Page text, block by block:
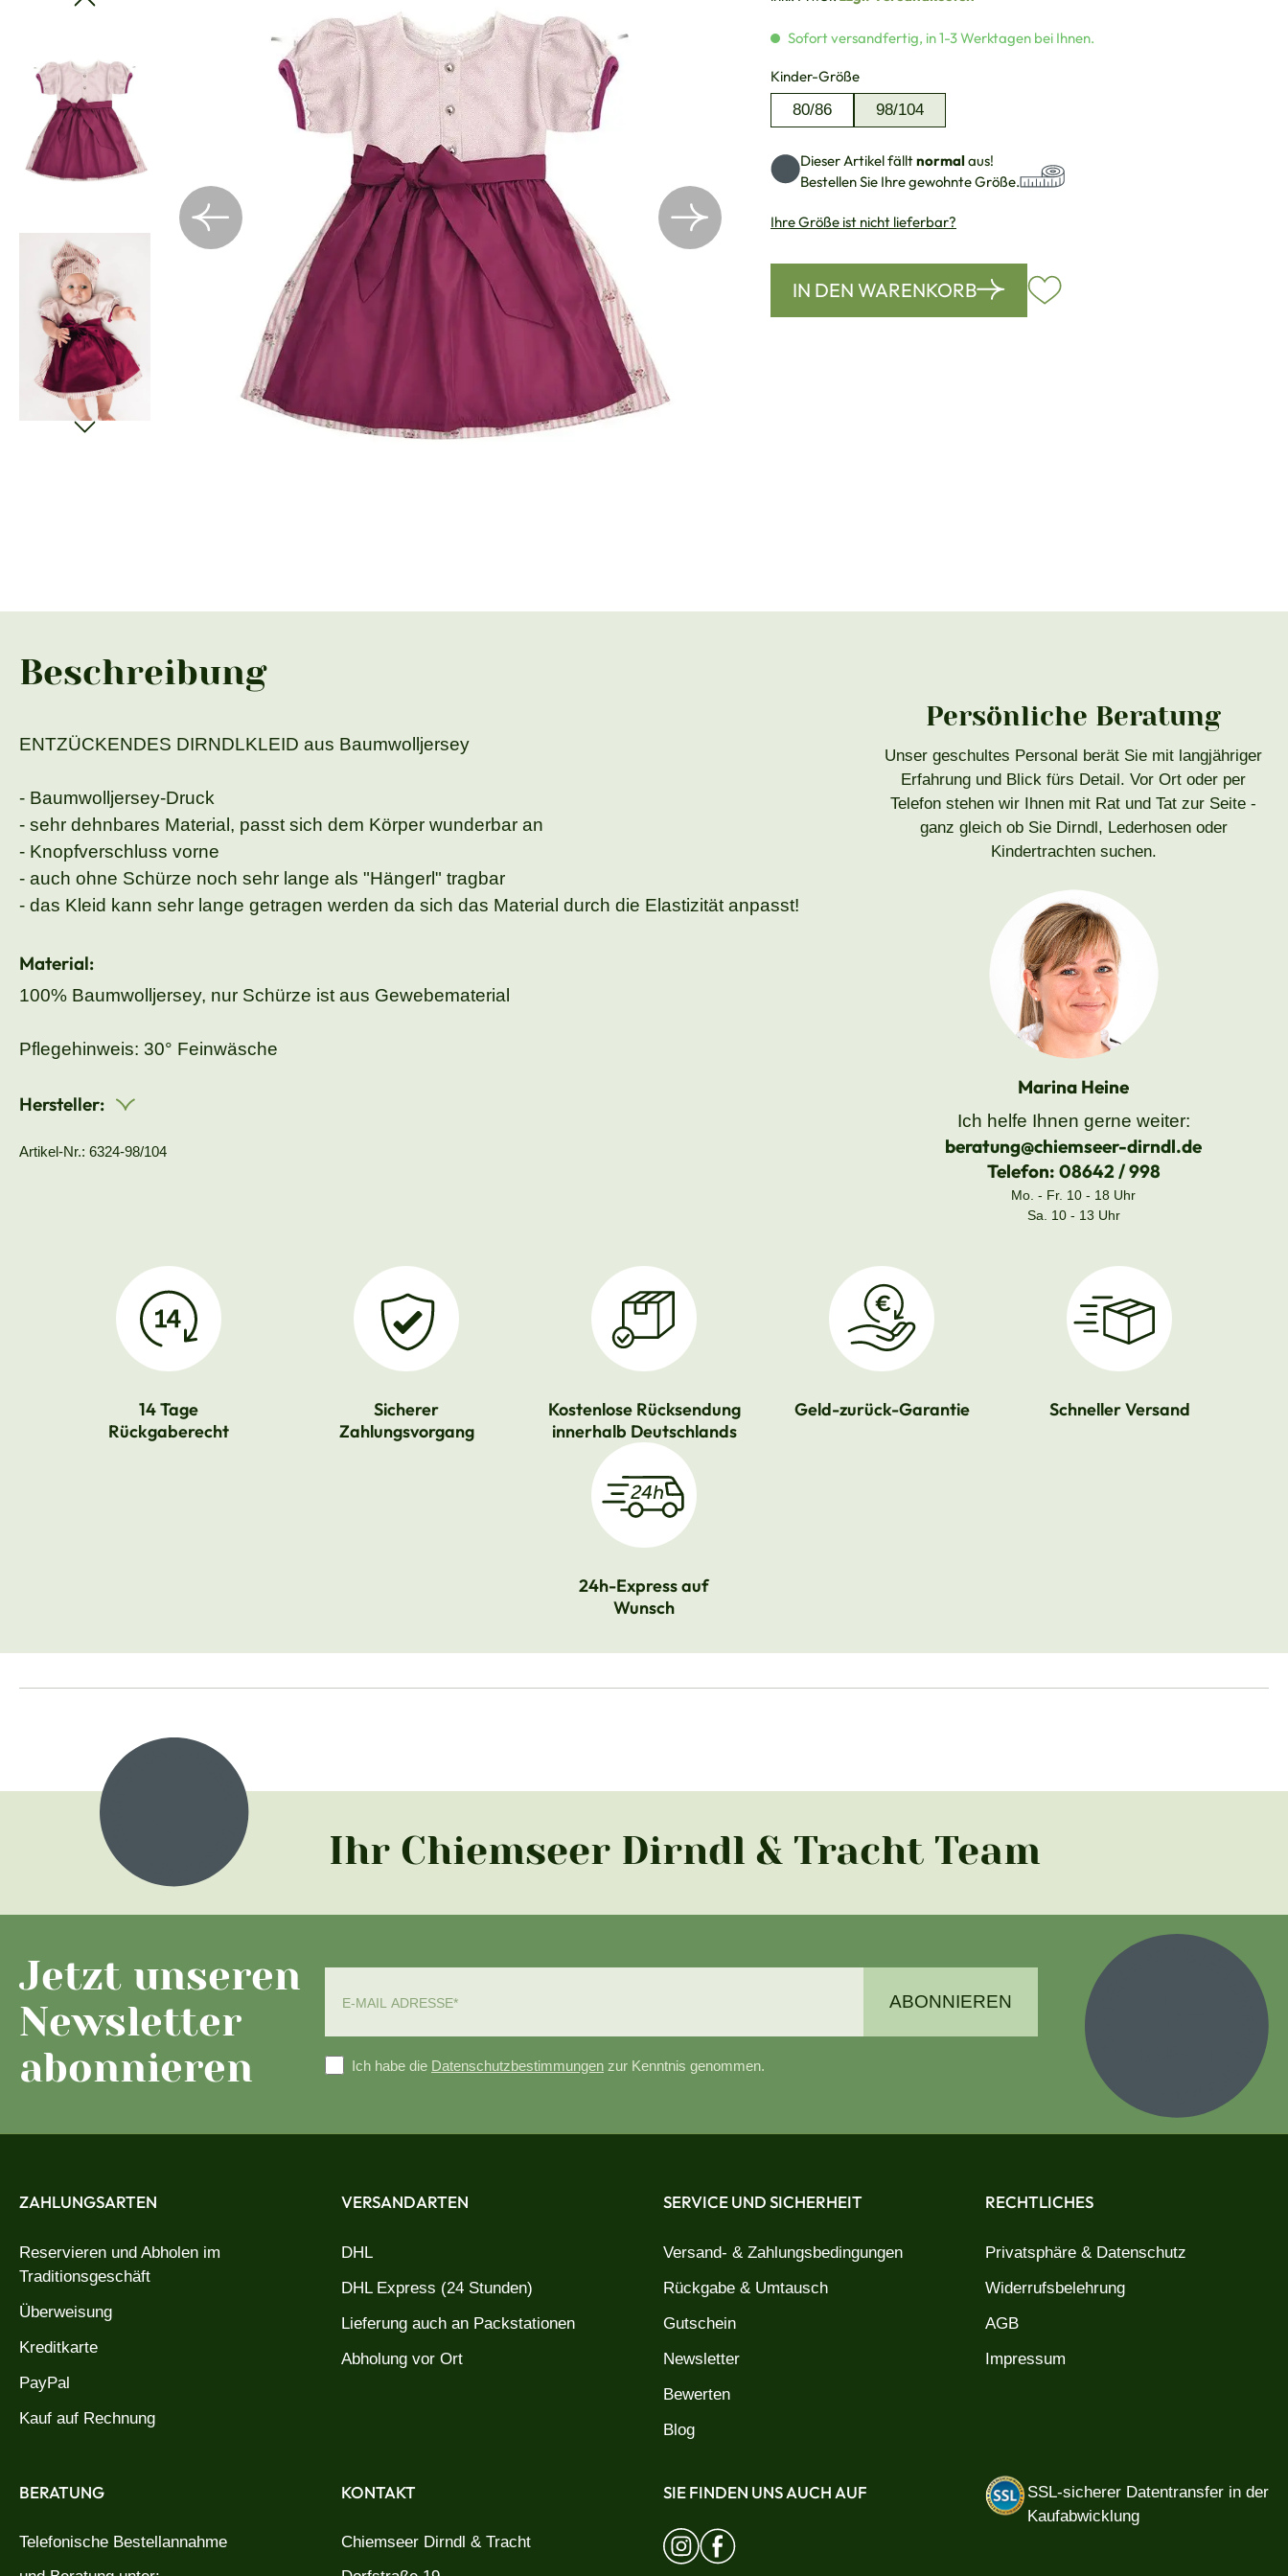
Sofort versandfertig, in 1-3 Werktagen bei Ihnen.
Kinder-Größeauswählen
80/86
98/104
Dieser Artikel fälltnormalaus!
Bestellen Sie Ihre gewohnte Größe.
Ihre Größe ist nicht lieferbar?
IN DEN WARENKORB
Beschreibung
ENTZÜCKENDES DIRNDLKLEID aus Baumwolljersey
- Baumwolljersey-Druck
- sehr dehnbares Material, passt sich dem Körper wunderbar an
- Knopfverschluss vorne
- auch ohne Schürze noch sehr lange als "Hängerl" tragbar
- das Kleid kann sehr lange getragen werden da sich das Material durch die Elastizität anpasst!
Material:
100% Baumwolljersey, nur Schürze ist aus Gewebematerial
Pflegehinweis: 30° Feinwäsche
Hersteller:
Artikel-Nr.: 6324-98/104
Persönliche Beratung
Unser geschultes Personal berät Sie mit langjähriger
Erfahrung und Blick fürs Detail. Vor Ort oder per
Telefon stehen wir Ihnen mit Rat und Tat zur Seite -
ganz gleich ob Sie Dirndl, Lederhosen oder
Kindertrachten suchen.
Marina Heine
Ich helfe Ihnen gerne weiter:
beratung@chiemseer-dirndl.de
Telefon: 08642 / 998
Mo. - Fr. 10 - 18 Uhr
Sa. 10 - 13 Uhr
14 Tage
Rückgaberecht
Sicherer
Zahlungsvorgang
Kostenlose Rücksendung
innerhalb Deutschlands
Geld-zurück-Garantie Schneller Versand
24h-Express auf
Wunsch
Ihr Chiemseer Dirndl & Tracht Team
Jetzt unseren
Newsletter
abonnieren
ABONNIEREN
Ich habe die Datenschutzbestimmungen zur Kenntnis genommen.
ZAHLUNGSARTEN
Reservieren und Abholen im
Traditionsgeschäft
Überweisung
Kreditkarte
PayPal
Kauf auf Rechnung
VERSANDARTEN
DHL
DHL Express (24 Stunden)
Lieferung auch an Packstationen
Abholung vor Ort
SERVICE UND SICHERHEIT
Versand- & Zahlungsbedingungen
Rückgabe & Umtausch
Gutschein
Newsletter
Bewerten
Blog
RECHTLICHES
Privatsphäre & Datenschutz
Widerrufsbelehrung
AGB
Impressum
BERATUNG
Telefonische Bestellannahme
KONTAKT
Chiemseer Dirndl & Tracht
SIE FINDEN UNS AUCH AUF
SSL-sicherer Datentransfer in der
Kaufabwicklung